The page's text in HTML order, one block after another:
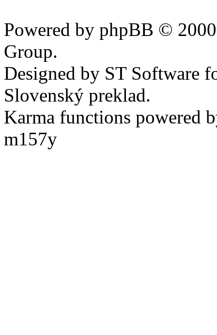
Powered by phpBB ©
Group.
Designed by ST Software
Slovenský preklad.
Karma functions powered
m157y